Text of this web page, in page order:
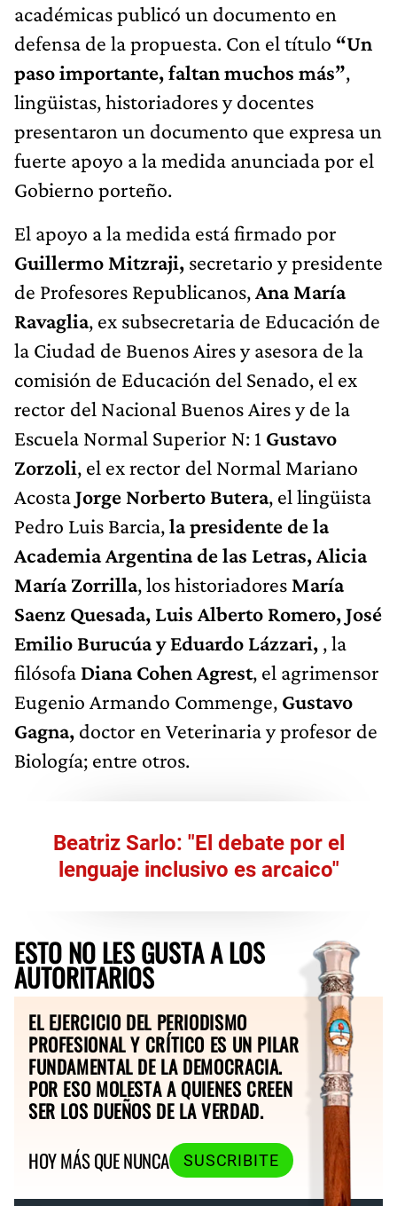
académicas publicó un documento en
defensa de la propuesta. Con el título “Un
paso importante, faltan muchos más”,
lingüistas, historiadores y docentes
presentaron un documento que expresa un
fuerte apoyo a la medida anunciada por el
Gobierno porteño.
El apoyo a la medida está firmado por
Guillermo Mitzraji, secretario y presidente
de Profesores Republicanos,Ana María
Ravaglia, ex subsecretaria de Educación de
la Ciudad de Buenos Aires y asesora de la
comisión de Educación del Senado, el ex
rector del Nacional Buenos Aires y de la
Escuela Normal Superior N: 1 Gustavo
Zorzoli, el ex rector del Normal Mariano
AcostaJorge Norberto Butera, el lingüista
Pedro Luis Barcia,la presidente de la
Academia Argentina de las Letras, Alicia
María Zorrilla, los historiadores María
Saenz Quesada, Luis Alberto Romero, José
Emilio Burucúa y Eduardo Lázzari, , la
filósofa Diana Cohen Agrest, el agrimensor
Eugenio Armando Commenge, Gustavo
Gagna, doctor en Veterinaria y profesor de
Biología; entre otros.
Beatriz Sarlo: "El debate por el
lenguaje inclusivo es arcaico"
ESTO NO LES GUSTA A LOS
AUTORITARIOS
EL EJERCICIO DEL PERIODISMO
PROFESIONAL Y CRÍTICO ES UN PILAR
FUNDAMENTAL DE LA DEMOCRACIA.
POR ESO MOLESTA A QUIENES CREEN
SER LOS DUEÑOS DE LA VERDAD.
HOY MÁS QUE NUNCA
SUSCRIBITE